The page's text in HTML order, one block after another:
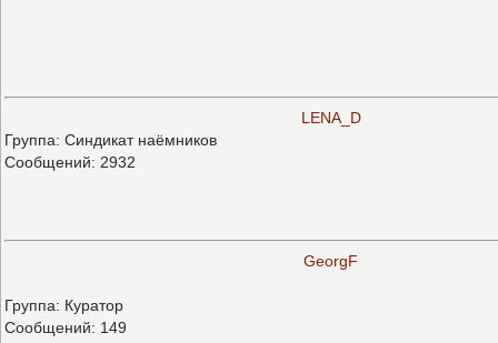
LENA_D
Группа: Синдикат наёмников
Сообщений: 2932
GeorgF
Группа: Куратор
Сообщений: 149